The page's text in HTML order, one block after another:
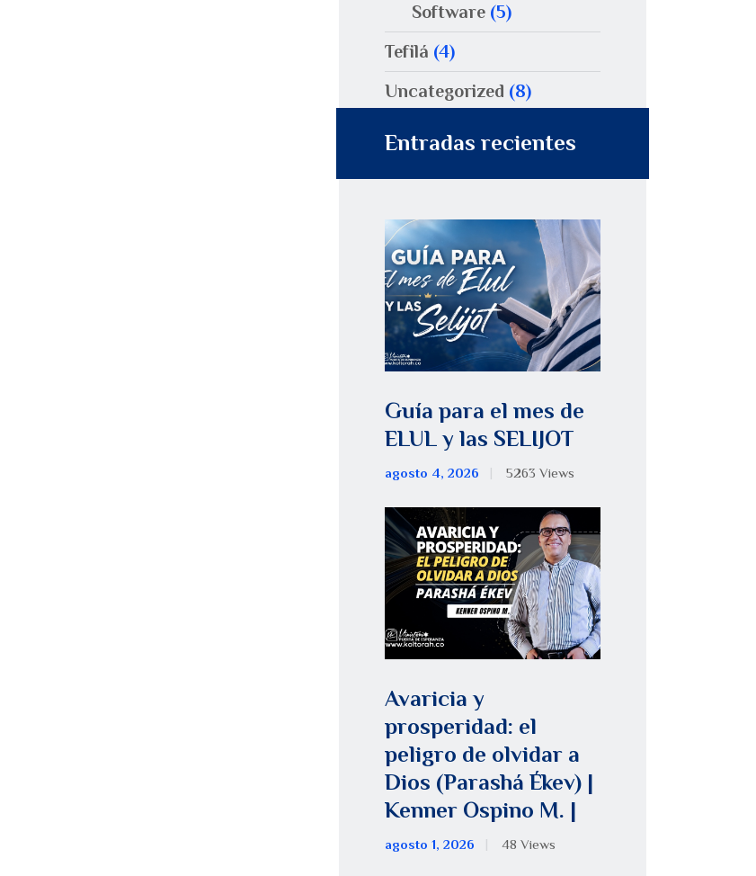
Software (5)
Tefilá (4)
Uncategorized (8)
Entradas recientes
Guía para el mes de
ELUL y las SELIJOT
agosto 4, 2026 5263 Views
Avaricia y
prosperidad: el
peligro de olvidar a
Dios (Parashá Ékev) |
Kenner Ospino M. |
agosto 1, 2026 48 Views